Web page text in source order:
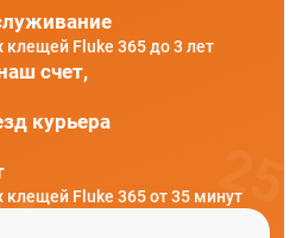
Fluke 365 до 3 лет
счет,
курьера
Fluke 365 от 35 минут